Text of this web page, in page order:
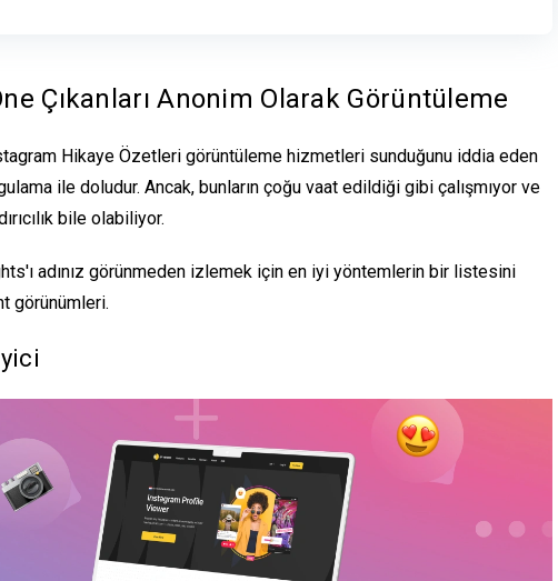
Çıkanları Anonim Olarak Görüntüleme
Hikaye Özetleri görüntüleme hizmetleri sunduğunu iddia eden
ile doludur. Ancak, bunların çoğu vaat edildiği gibi çalışmıyor ve
bile olabiliyor.
adınız görünmeden izlemek için en iyi yöntemlerin bir listesini
görünümleri.